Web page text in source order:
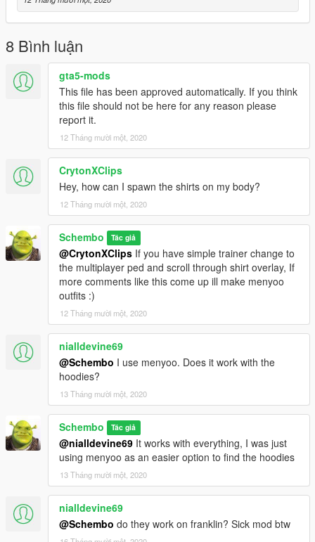
8 Bình luận
gta5-mods
This file has been approved automatically. If you think
this file should not be here for any reason please
report it.
12 Tháng mười một, 2020
CrytonXClips
Hey, how can I spawn the shirts on my body?
12 Tháng mười một, 2020
Schembo Tác giả
@CrytonXClips If you have simple trainer change to
the multiplayer ped and scroll through shirt overlay, If
more comments like this come up ill make menyoo
outfits :)
12 Tháng mười một, 2020
nialldevine69
@Schembo I use menyoo. Does it work with the
hoodies?
13 Tháng mười một, 2020
Schembo Tác giả
@nialldevine69 It works with everything, I was just
using menyoo as an easier option to find the hoodies
13 Tháng mười một, 2020
nialldevine69
@Schembo do they work on franklin? Sick mod btw